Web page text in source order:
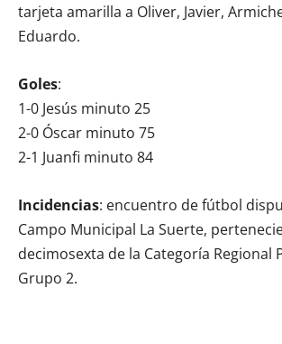
tarjeta amarilla a Oliver, Javier,
Eduardo.
Goles:
1-0 Jesús minuto 25
2-0 Óscar minuto 75
2-1 Juanfi minuto 84
Incidencias: encuentro de fútbol
Campo Municipal La Suerte,
decimosexta de la Categoría Regional
Grupo 2.